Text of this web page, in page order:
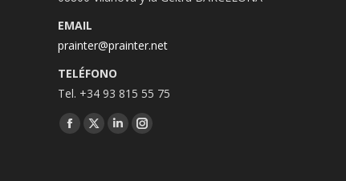
EMAIL
prainter@prainter.net
TELÉFONO
Tel. +34 93 815 55 75
Facebook
TwitterLinkedinInstagram